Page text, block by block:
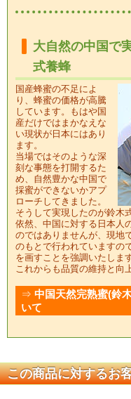
大自然の中国で
式養蜂
国産蜂蜜の不足によ
り、蜂蜜の価格が高騰
しています。もはや国
産だけではまかなえな
い現状が日本にはあり
ます。
当場ではそのような深
刻な事態を打開するた
め、自然豊かな中国で
採蜜ができないかアプ
ローチしてきました。
そうして実現したのが鈴木
依然、中国に対する日本人
のではありませんが、現地
のもとで行われていますの
を画すことを強調いたします
これからも品質の維持と向
⇒ 中国天然完熟蜜(鈴
いて
この商品に対するお